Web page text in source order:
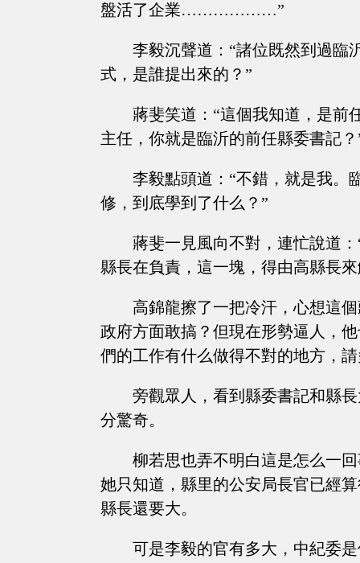
盤活了企業………………”
李毅沉聲道：“諸位既然到過臨
式，是誰提出來的？”
蔣斐笑道：“這個我知道，是
主任，你就是臨沂的前任縣委書記？
李毅點頭道：“不錯，就是我。
修，到底學到了什么？”
蔣斐一見風向不對，連忙說道
縣長在負責，這一塊，得由高縣長
高錦龍擦了一把冷汗，心想這
政府方面敢搞？但現在形勢逼人，
們的工作有什么做得不對的地方，
旁觀眾人，看到縣委書記和縣
分驚奇。
柳若思也弄不明白這是怎么一
她只知道，縣里的公安局長官已經
縣長還要大。
可是李毅的官有多大，中紀委